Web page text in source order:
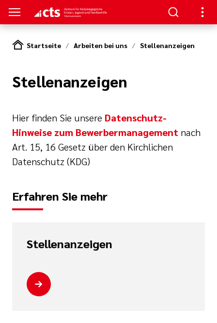
Ausrichtung
Startseite Arbeiten bei uns Stellenanzeigen
Stellenanzeigen
Hier finden Sie unsere Datenschutz-
Hinweise zum Bewerbermanagement nach
Art. 15, 16 Gesetz über den Kirchlichen
Datenschutz (KDG)
Erfahren Sie mehr
Stellenanzeigen